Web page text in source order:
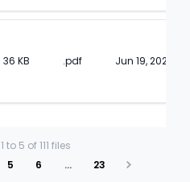
36 KB .pdf Jun 19, 2024
1 to 5 of111 files
5 6 … 23
Next